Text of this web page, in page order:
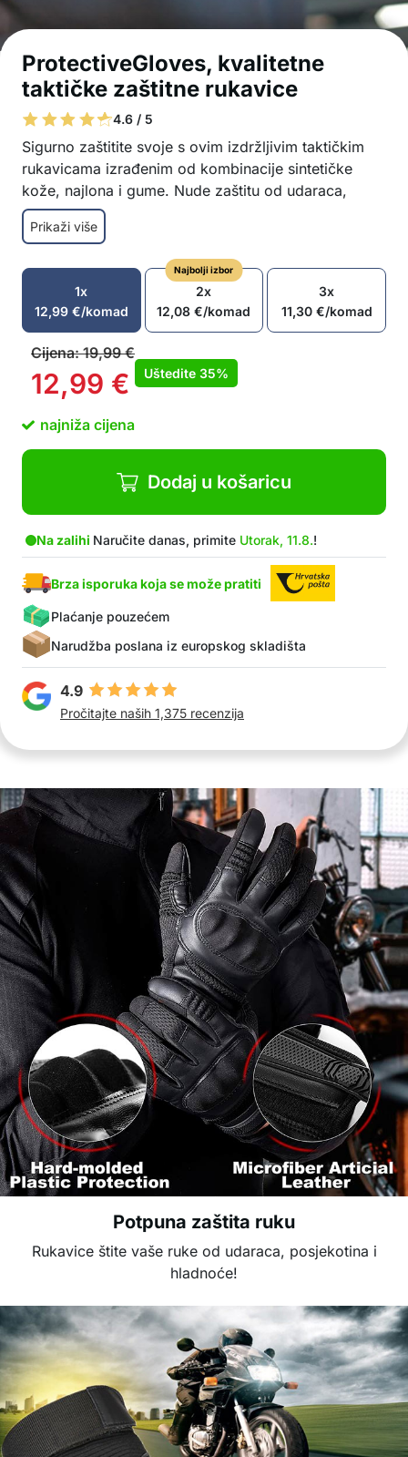
ProtectiveGloves, kvalitetne
taktičke zaštitne rukavice
4.6 / 5
Sigurno zaštitite svoje s ovim izdržljivim taktičkim
rukavicama izrađenim od kombinacije sintetičke
kože, najlona i gume. Nude zaštitu od udaraca,
posjekotina i hladnoće, a pritom ostaju udobne i
fleksibilne.
Otporne na habanje i oštećenja
Kompatibilne s ekranima osjetljivim na dodir
Ne ograničavaju kretanje prstiju
Pogodne za rad, vožnju, sport ili slobodno
vrijeme
Paket sadrži 1x par zaštitnih rukavica
Prikaži više
1x
12,99 €/komad
Najbolji izbor
2x
12,08€/komad
3x
11,30 €/komad
Cijena:19,99€
12,99 € Uštedite 35%
najniža cijena
Dodaj u košaricu
Na zalihi Naručite danas, primite Utorak, 11.8.!
Brza isporuka koja se može pratiti
Plaćanje pouzećem
Narudžba poslana iz europskog skladišta
4.9
Pročitajte naših 1,375 recenzija
Potpuna zaštita ruku
Rukavice štite vaše ruke od udaraca, posjekotina i
hladnoće!